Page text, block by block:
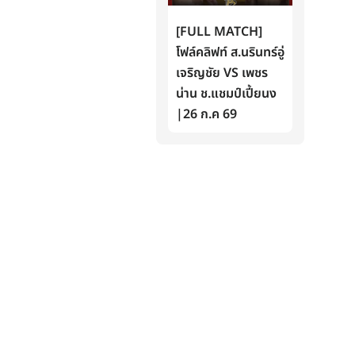
[FULL MATCH]
โฟล์คลิฟท์ ส.นรินทร์อู่
เจริญชัย VS เพชร
น่าน ช.แชมป์เปี้ยนง
|26 ก.ค 69